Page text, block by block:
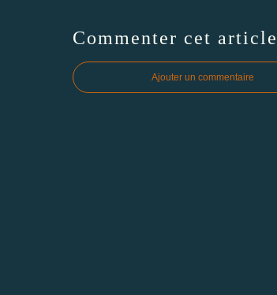
Commenter cet article
Ajouter un commentaire